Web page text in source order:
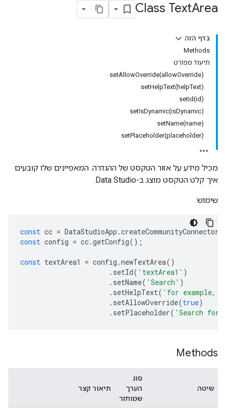
Class TextArea
בדף הזה
Methods
תיעוד מפורט
setAllowOverride(allowOverride)
setHelpText(helpText)
setId(id)
setIsDynamic(isDynamic)
setName(name)
setPlaceholder(placeholder)
מכיל מידע על אזור הטקסט של ההגדרה. המאפיינים שלו קובעים
איך קלט הטקסט מוצג ב-Data Studio.
שימוש:
const cc = DataStudioApp .createCommunityConnector
const config = cc.getConfig();
const textArea1 = config .newTextArea()
. setId( 'textArea1' )
. setName( 'Search' )
. setHelpText( 'for example,
. setAllowOverride(true)
. setPlaceholder( 'Search
Methods
שיטה
סוג
הערך
שמוחזר
תיאור קצר